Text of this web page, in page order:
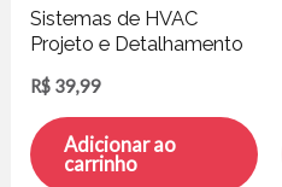
Sistemas de HVAC
Projeto e Detalhamento
R$ 39,99
Adicionar ao
carrinho